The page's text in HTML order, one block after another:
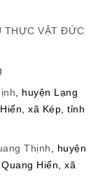
THỰC VẬT ĐỨC
, huyện L ạng
xã Kép, tỉnh
Thịnh
, huyện
Hiển, xã